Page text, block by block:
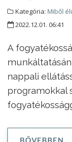
Kategória: Miből
2022.12.01. 06:41
A
nappali
programokkal